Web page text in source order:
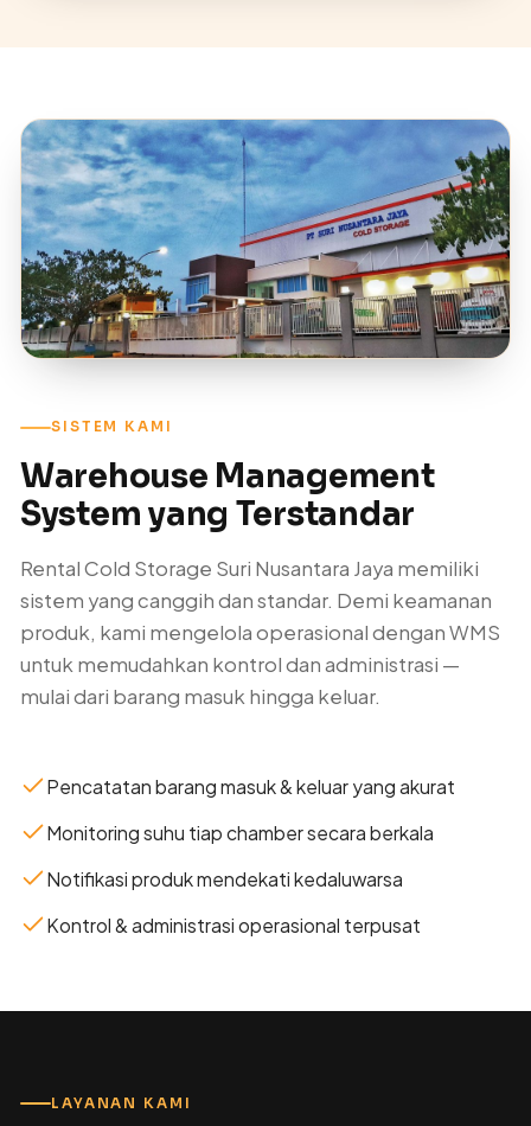
SISTEM KAMI
Warehouse Management
System yang Terstandar
Rental Cold Storage Suri Nusantara Jaya memiliki
sistem yang canggih dan standar. Demi keamanan
produk, kami mengelola operasional dengan WMS
untuk memudahkan kontrol dan administrasi —
mulai dari barang masuk hingga keluar.
Pencatatan barang masuk & keluar yang akurat
Monitoring suhu tiap chamber secara berkala
Notifikasi produk mendekati kedaluwarsa
Kontrol & administrasi operasional terpusat
LAYANAN KAMI